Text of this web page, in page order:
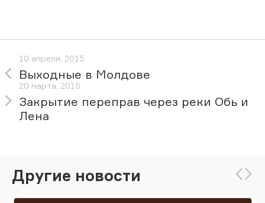
10 апреля, 2015
Выходные в Молдове
20 марта, 2015
Закрытие переправ через реки Обь и
Лена
Другие новости